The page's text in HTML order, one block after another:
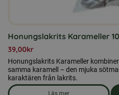
Honungslakrits Karameller
39,00kr
Honungslakrits Karameller
samma karamell – den mjuka
karaktären från lakrits.
Läs mer